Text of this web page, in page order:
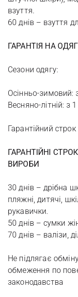
взуття.
60 днів – взуття
ГАРАНТІЯ НА
Сезони одягу:
Осінньо-зимовий:
Весняно-літній: з 1
Гарантійний
ГАРАНТІЙНІ
ВИРОБИ
30 днів – дрібна
пляжні, дитячі,
рукавички.
50 днів – сумки
70 днів – валізи,
Не підлягає
обмеження по
законодавства